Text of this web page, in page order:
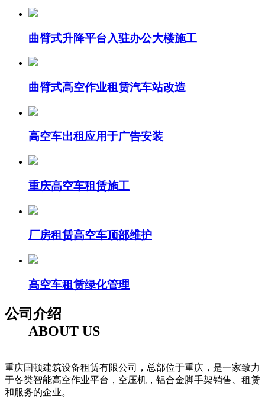
曲臂式升降平台入驻办公大楼施工
曲臂式高空作业租赁汽车站改造
高空车出租应用于广告安装
重庆高空车租赁施工
厂房租赁高空车顶部维护
高空车租赁绿化管理
公司介绍
ABOUT US
重庆国顿建筑设备租赁有限公司，总部位于重庆，是一家致力
于各类智能高空作业平台，空压机，铝合金脚手架销售、租赁
和服务的企业。